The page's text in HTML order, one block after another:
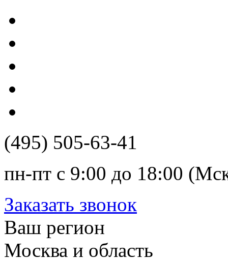
(495) 505-63-41
пн-пт с 9:00 до 18:00
Заказать звонок
Ваш регион
Москва и область